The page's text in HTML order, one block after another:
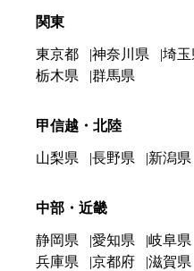
関東
東京都 神奈川県 埼玉
栃木県
群馬県
甲信越・北陸
山梨県 長野県 新潟県
中部・近畿
静岡県 愛知県 岐阜県
兵庫県
京都府 滋賀県